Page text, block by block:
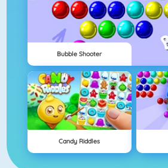
Bubble Shooter
Candy Riddles